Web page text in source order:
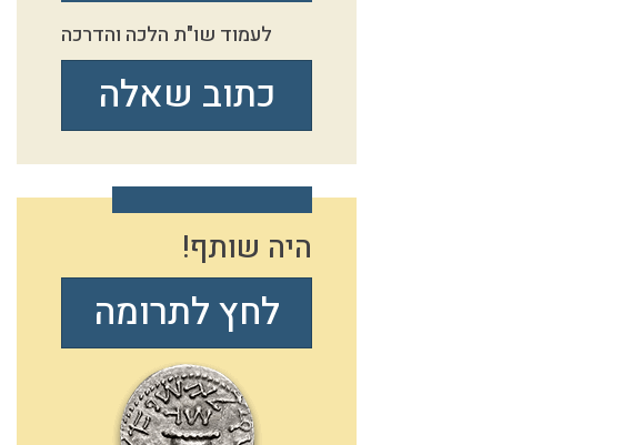
לעמוד שו"ת הלכה והדרכה
כתוב שאלה
היה שותף!
לחץ לתרומה